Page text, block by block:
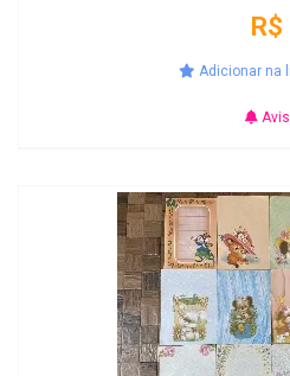
R$
Adicionar na